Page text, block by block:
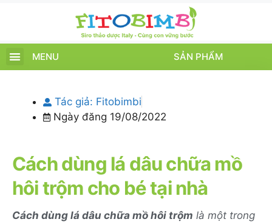
MENU SẢN PHẨM
Tác giả: Fitobimbi
Ngày đăng 19/08/2022
Cách dùng lá dâu chữa mồ
hôi trộm cho bé tại nhà
Cách dùng lá dâu chữa mồ hôi trộm là một trong